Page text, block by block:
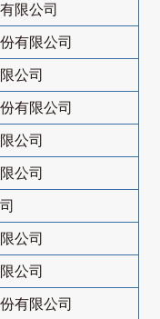
限公司
有限公司
公司
有限公司
公司
公司
公司
公司
有限公司